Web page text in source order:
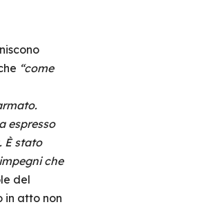
“come
espresso
È stato
che
del
in atto non